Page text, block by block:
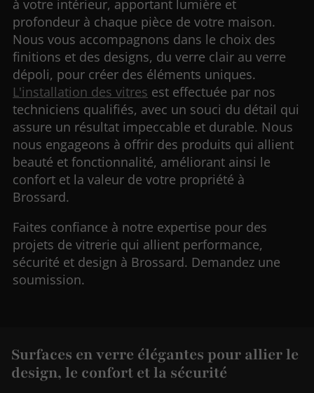
à votre intérieur, apportant lumière et
profondeur à chaque pièce de votre maison.
Nous vous accompagnons dans le choix des
finitions et des designs, du verre clair au verre
dépoli, pour créer des éléments uniques.
L'installation des vitres est effectuée par nos
techniciens qualifiés, avec un souci du détail qui
assure un résultat impeccable et durable. Nous
nous engageons à offrir des produits qui allient
beauté et fonctionnalité, améliorant ainsi le
confort et la valeur de votre propriété à
Brossard.
Faites confiance à notre expertise pour des
projets de vitrerie qui allient performance,
sécurité et design à Brossard. Demandez une
soumission.
Surfaces en verre élégantes pour allier le
design, le confort et la sécurité